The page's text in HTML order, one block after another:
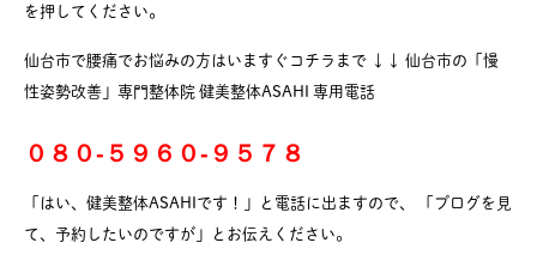
を押してください。
仙台市で腰痛でお悩みの方はいますぐコチラまで ↓↓ 仙台市の「慢
性姿勢改善」専門整体院 健美整体ASAHI 専用電話
０８０-５９６０-９５７８
「はい、健美整体ASAHIです！」と電話に出ますので、 「ブログを見
て、予約したいのですが」とお伝えください。